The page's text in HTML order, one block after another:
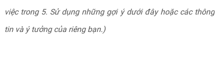
việc trong 5. Sử dụng những gợi ý dưới đây hoặc các thông
tin và ý tưởng của riêng bạn.)